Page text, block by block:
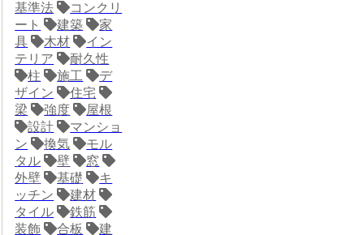
基準法
コンクリ
ート
建築
家
具
木材
イン
テリア
耐久性
柱
施工
デ
ザイン
住宅
梁
強度
屋根
設計
マンショ
ン
換気
モル
タル
壁
窓
外壁
基礎
キ
ッチン
建材
タイル
鉄筋
装飾
合板
建